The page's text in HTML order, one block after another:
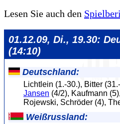
Lesen Sie auch den
01.12.09, Di., 19.30:
(14:10)
Deutschland:
Lichtlein (1.-30.), Bitter
Jansen (4/2), Kaufmann (5),
Rojewski, Schröder (4),
Weißrussland: